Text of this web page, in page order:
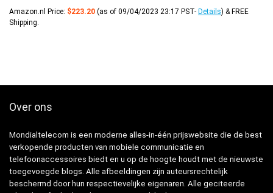
Amazon.nl Price: $223.20 (as of 09/04/2023 23:17 PST- Details) & FREE
Shipping.
Over ons
Mondialtelecom is een moderne alles-in-één prijswebsite die de best
verkopende producten van mobiele communicatie en
telefoonaccessoires biedt en u op de hoogte houdt met de nieuwste
toegevoegde blogs. Alle afbeeldingen zijn auteursrechtelijk
beschermd door hun respectievelijke eigenaren. Alle geciteerde